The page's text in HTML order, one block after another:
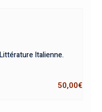
Italienne.
50,00€